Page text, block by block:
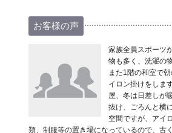
お客様の声
家族全員スポーツ
物も多く、洗濯の
また1階の和室で
イロン掛けをしま
屋、冬は日差しが
抜け、ごろんと横
空間ですが、アイ
類、制服等の置き場になっているので、古